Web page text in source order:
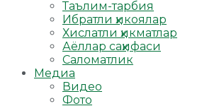
Таълим-тарбия
Ибратли ҳикоялар
Хислатли ҳикматлар
Аёллар саҳифаси
Саломатлик
Медиа
Видео
Фото